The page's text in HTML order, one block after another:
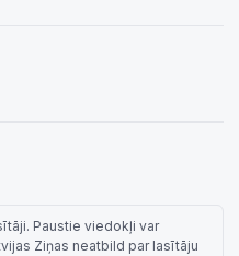
Paustie viedokļi var
Ziņas neatbild par lasītāju